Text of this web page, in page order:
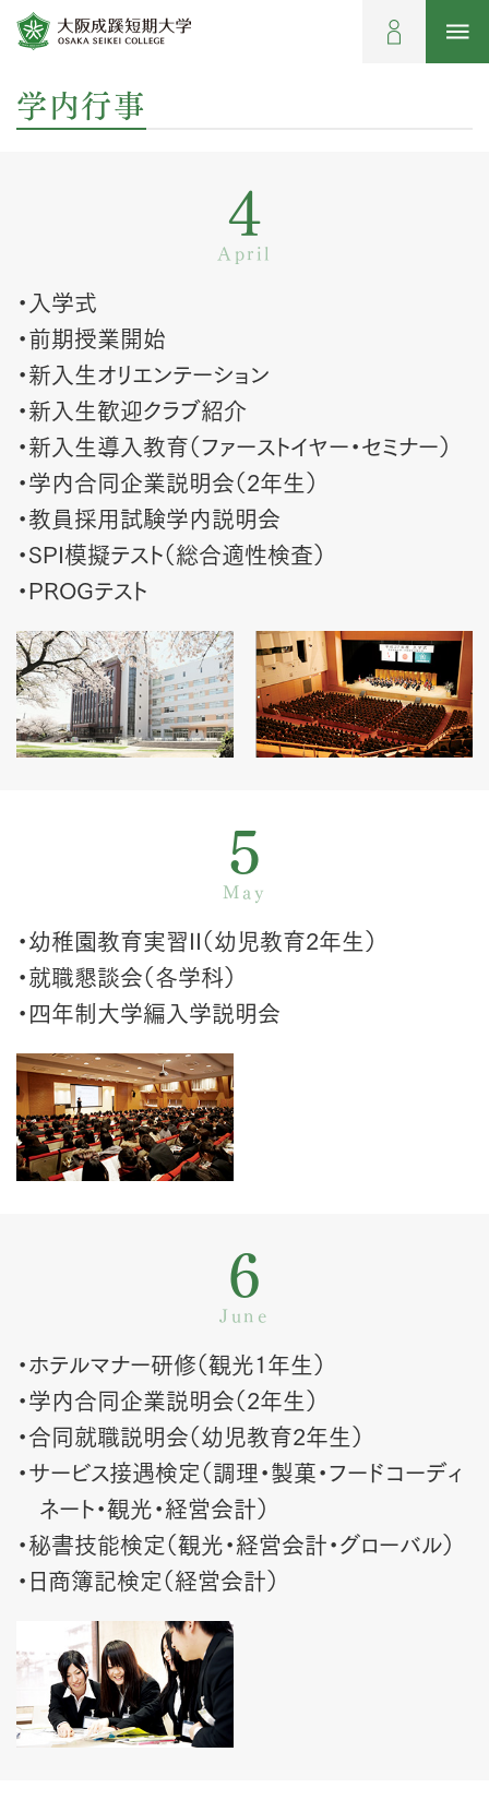
学内行事
4
April
・入学式
・前期授業開始
・新入生オリエンテーション
・新入生歓迎クラブ紹介
・新入生導入教育（ファーストイヤー・セミナー）
・学内合同企業説明会（2年生）
・教員採用試験学内説明会
・SPI模擬テスト（総合適性検査）
・PROGテスト
5
May
・幼稚園教育実習II（幼児教育2年生）
・就職懇談会（各学科）
・四年制大学編入学説明会
6
June
・ホテルマナー研修（観光1年生）
・学内合同企業説明会（2年生）
・合同就職説明会（幼児教育2年生）
・サービス接遇検定（調理・製菓・フードコーディ
ネート・観光・経営会計）
・秘書技能検定（観光・経営会計・グローバル）
・日商簿記検定（経営会計）